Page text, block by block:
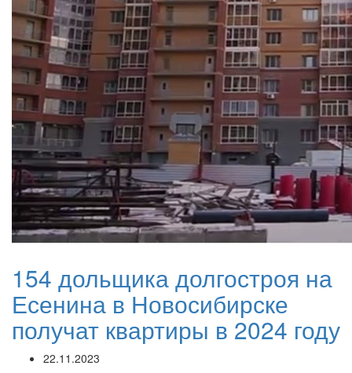
154 дольщика долгостроя на
Есенина в Новосибирске
получат квартиры в 2024 году
22.11.2023